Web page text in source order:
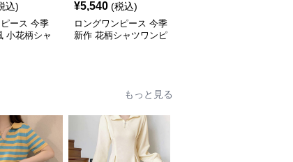
込)
ース 今季
小花柄シャ
¥5,540 (税込)
ロングワンピース 今季
新作 花柄シャツワンピ
もっと見る